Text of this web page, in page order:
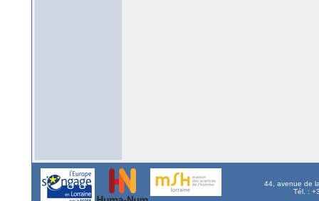
44, avenue de
Tél. :